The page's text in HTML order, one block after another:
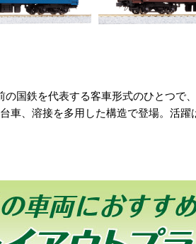
国鉄を代表する客車形式のひとつで
車、溶接を多用した構造で登場。活